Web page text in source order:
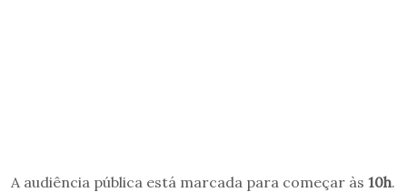
A audiência pública está marcada para começar às 10h.